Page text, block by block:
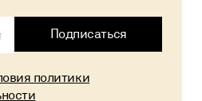
Подписаться
политики
Alternative: